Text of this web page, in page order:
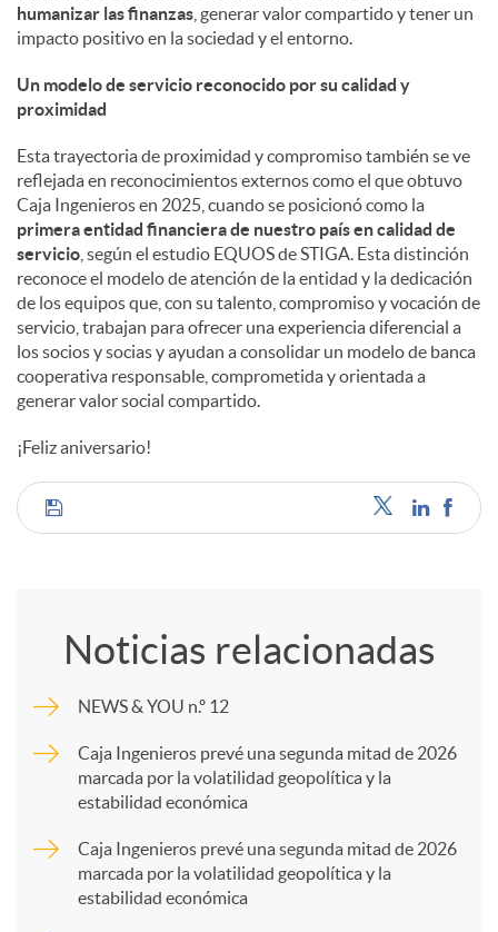
humanizar las finanzas , generar valor compartido y tener un
impacto positivo en la sociedad y el entorno.
Un modelo de servicio reconocido por su calidad y
proximidad
Esta trayectoria de proximidad y compromiso también se ve
reflejada en reconocimientos externos como el que obtuvo
Caja Ingenieros en 2025, cuando se posicionó como la
primera entidad financiera de nuestro país en calidad de
servicio , según el estudio EQUOS de STIGA. Esta distinción
reconoce el modelo de atención de la entidad y la dedicación
de los equipos que, con su talento, compromiso y vocación de
servicio, trabajan para ofrecer una experiencia diferencial a
los socios y socias y ayudan a consolidar un modelo de banca
cooperativa responsable, comprometida y orientada a
generar valor social compartido.
¡Feliz aniversario!
C
p
Noticias relacionadas
NEWS & YOU n.º 12
Caja Ingenieros prevé una segunda mitad de 2026
marcada por la volatilidad geopolítica y la
estabilidad económica
Caja Ingenieros prevé una segunda mitad de 2026
marcada por la volatilidad geopolítica y la
estabilidad económica